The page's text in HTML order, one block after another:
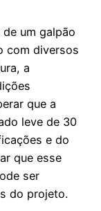
um galpão
com diversos
a
que a
leve de 30
e do
que esse
ser
do projeto.